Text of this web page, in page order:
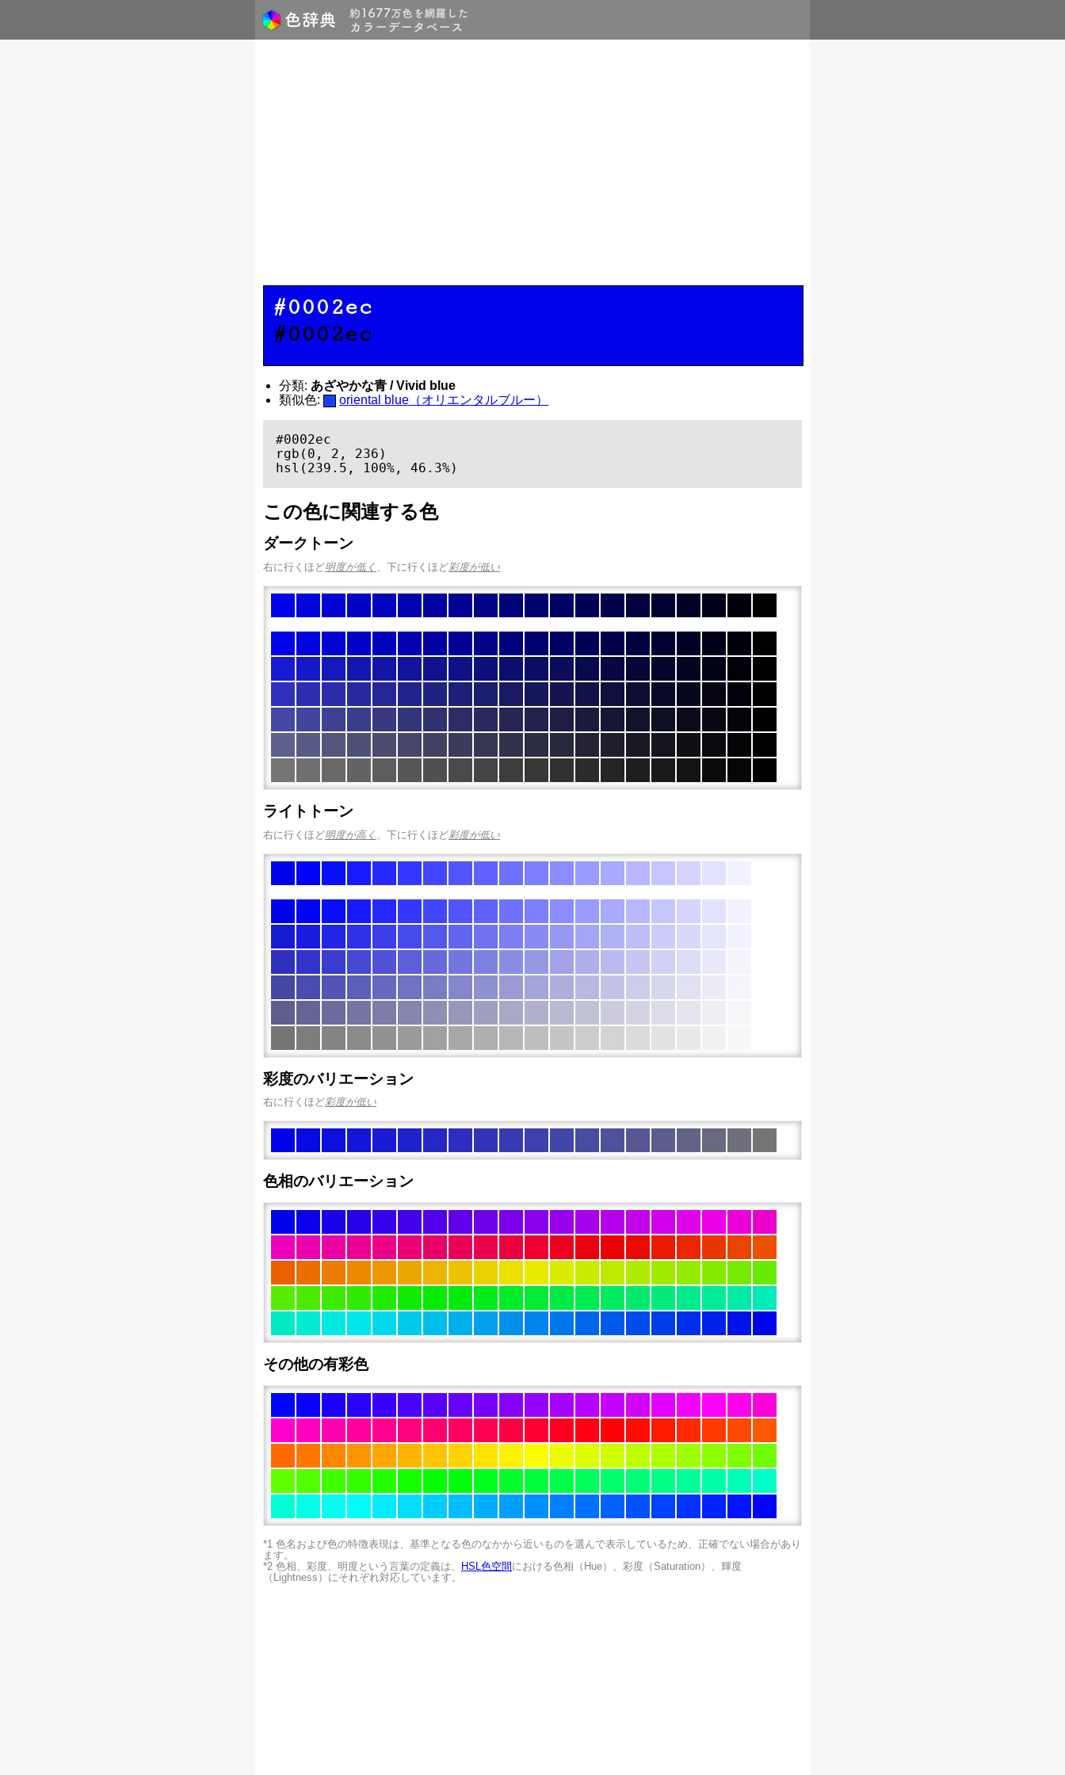
#0002ec
#0002ec
分類: あざやかな青 / Vivid blue
類似色:
oriental blue（オリエンタルブルー）
#0002ec
rgb(0, 2, 236)
hsl(239.5, 100%, 46.3%)
この色に関連する色
ダークトーン
右に行くほど明度が低く 、下に行くほど彩度が低い
ライトトーン
右に行くほど明度が高く 、下に行くほど彩度が低い
彩度のバリエーション
右に行くほど彩度が低い
色相のバリエーション
その他の有彩色
*1 色名および色の特徴表現は、基準となる色のなかから近いものを選んで表示しているため、正確でない場合があり
ます。
*2 色相、彩度、明度という言葉の定義は、
HSL色空間 における色相（Hue）、彩度（Saturation）、輝度
（Lightness）にそれぞれ対応しています。